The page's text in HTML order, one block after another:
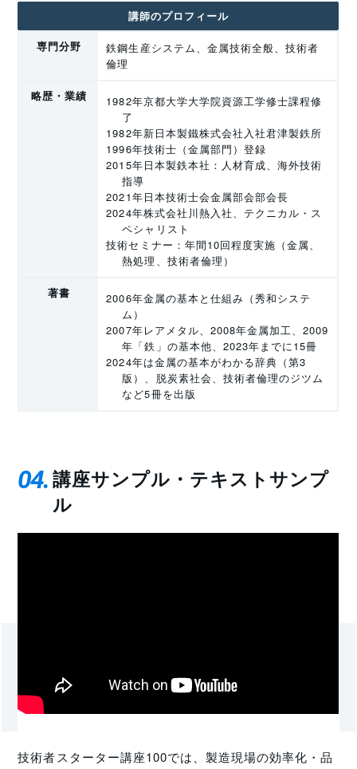
講師のプロフィール
専門分野
鉄鋼生産システム、金属技術全般、技術者
倫理
略歴・業績
1982年京都大学大学院資源工学修士課程修
了
1982年新日本製鐵株式会社入社君津製鉄所
1996年技術士（金属部門）登録
2015年日本製鉄本社：人材育成、海外技術
指導
2021年日本技術士会金属部会部会長
2024年株式会社川熱入社、テクニカル・ス
ペシャリスト
技術セミナー：年間10回程度実施（金属、
熱処理、技術者倫理）
著書
2006年金属の基本と仕組み（秀和システ
ム）
2007年レアメタル、2008年金属加工、2009
年「鉄」の基本他、2023年までに15冊
2024年は金属の基本がわかる辞典（第3
版）、脱炭素社会、技術者倫理のジツム
など5冊を出版
04 講座サンプル・テキストサンプ
ル
技術者スターター講座100では、製造現場の効率化・品